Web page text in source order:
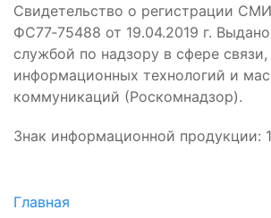
Свидетельство о регистрации
ФС77‑75488 от 19.04.2019 г.
службой по надзору в сфере связи,
информационных технологий и
коммуникаций (Роскомнадзор).
Знак информационной продукции:
Главная